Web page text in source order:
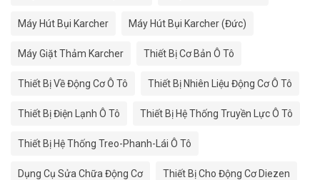
Máy Hút Bụi Karcher Máy Hút Bụi Karcher (Đức)
Máy Giặt Thảm Karcher Thiết Bị Cơ Bản Ô Tô
Thiết Bị Về Động Cơ Ô Tô Thiết Bị Nhiên Liệu Động Cơ Ô Tô
Thiết Bị Điện Lạnh Ô Tô Thiết Bị Hệ Thống Truyền Lực Ô Tô
Thiết Bị Hệ Thống Treo-Phanh-Lái Ô Tô
Dụng Cụ Sửa Chữa Động Cơ Thiết Bị Cho Động Cơ Diezen